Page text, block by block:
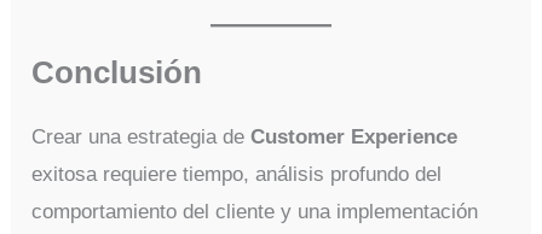
Conclusión
Crear una estrategia deCustomer Experience
exitosa requiere tiempo, análisis profundo del
comportamiento del cliente y una implementación